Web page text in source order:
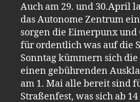
Auch am 29. und 30.April
das Autonome Zentrum
sorgen die Eimerpunx und
für ordentlich was auf die
Sonntag kümmern sich die
einen gebührenden
am 1. Mai alle bereit sind
Straßenfest, was sich ab